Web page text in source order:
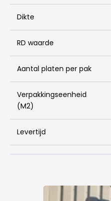
Dikte
RD waarde
Aantal platen per pak
Verpakkingseenheid
(M2)
Levertijd